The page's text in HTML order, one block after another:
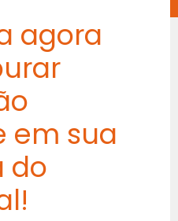
agora
em sua
do